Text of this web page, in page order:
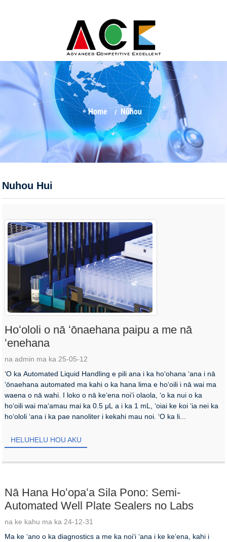
Home Nūhou
Nuhou Hui
Hoʻololi o nā ʻōnaehana paipu a me nā
ʻenehana
na admin ma ka 25-05-12
ʻO ka Automated Liquid Handling e pili ana i ka hoʻohana ʻana i nā
ʻōnaehana automated ma kahi o ka hana lima e hoʻoili i nā wai ma
waena o nā wahi. I loko o nā keʻena noiʻi olaola, ʻo ka nui o ka
hoʻoili wai maʻamau mai ka 0.5 μL a i ka 1 mL, ʻoiai ke koi ʻia nei ka
hoʻololi ʻana i ka pae nanoliter i kekahi mau noi. ʻO ka li...
HELUHELU HOU AKU
Nā Hana Hoʻopaʻa Sila Pono: Semi-
Automated Well Plate Sealers no Labs
na ke kahu ma ka 24-12-31
Ma ke ʻano o ka diagnostics a me ka noiʻi ʻana i ke keʻena, kahi i